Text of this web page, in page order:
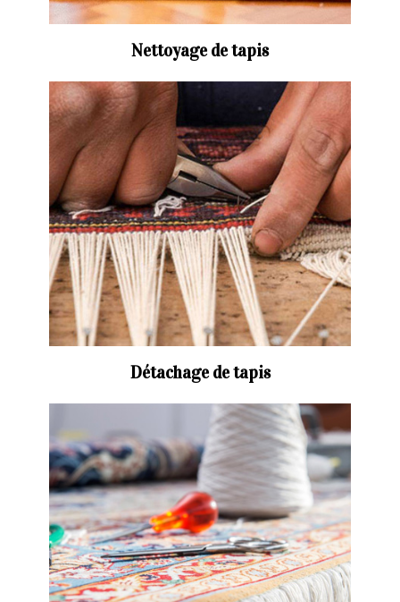
Nettoyage de tapis
Détachage de tapis